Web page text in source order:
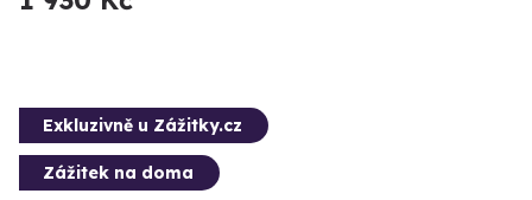
Exkluzivně u Zážitky.cz
Zážitek na doma